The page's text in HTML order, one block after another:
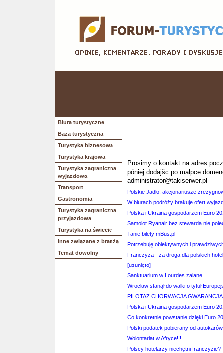
Biura turystyczne
Baza turystyczna
Turystyka biznesowa
Turystyka krajowa
Turystyka zagraniczna
wyjazdowa
Transport
Gastronomia
Turystyka zagraniczna
przyjazdowa
Turystyka na świecie
Inne związane z branżą
Temat dowolny
Prosimy o kontakt na adres
póniej dodajšc po małpce
administrator@takiserwer.pl
Polskie Jadło: akcjonariusze
W biurach podróży brakuje ofert
Polska i Ukraina gospodarzem Euro
Samolot Ryanair bez stewarda nie
Tanie bilety mBus.pl
Potrzebuję obiektywnych i
Franczyza - za droga dla polskich
[usunięto]
Sanktuarium w Lourdes zalane
Wrocław stanął do walki o tytuł
PILOTAZ CHORWACJA
Polska i Ukraina gospodarzem Euro
Co konkretnie powstanie dzięki Euro
Polski podatek pobierany od
Wolontariat w Afryce!!!
Polscy hotelarzy niechętni franczyzie?